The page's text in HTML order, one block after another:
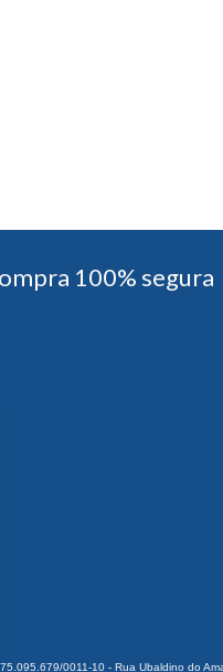
100% segura
0011-10 - Rua Ubaldino do